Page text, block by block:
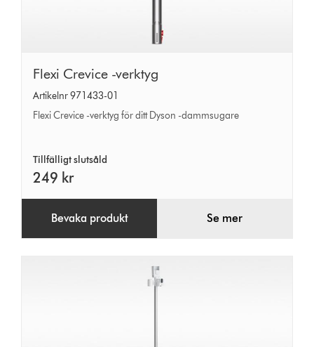
Flexi
Crevice
-
Flexi Crevice -verktyg
Artikelnr 971433-01
Flexi Crevice -verktyg för ditt Dyson -dammsugare
Tillfälligt slutsåld
249 kr
Bevaka produkt Se mer